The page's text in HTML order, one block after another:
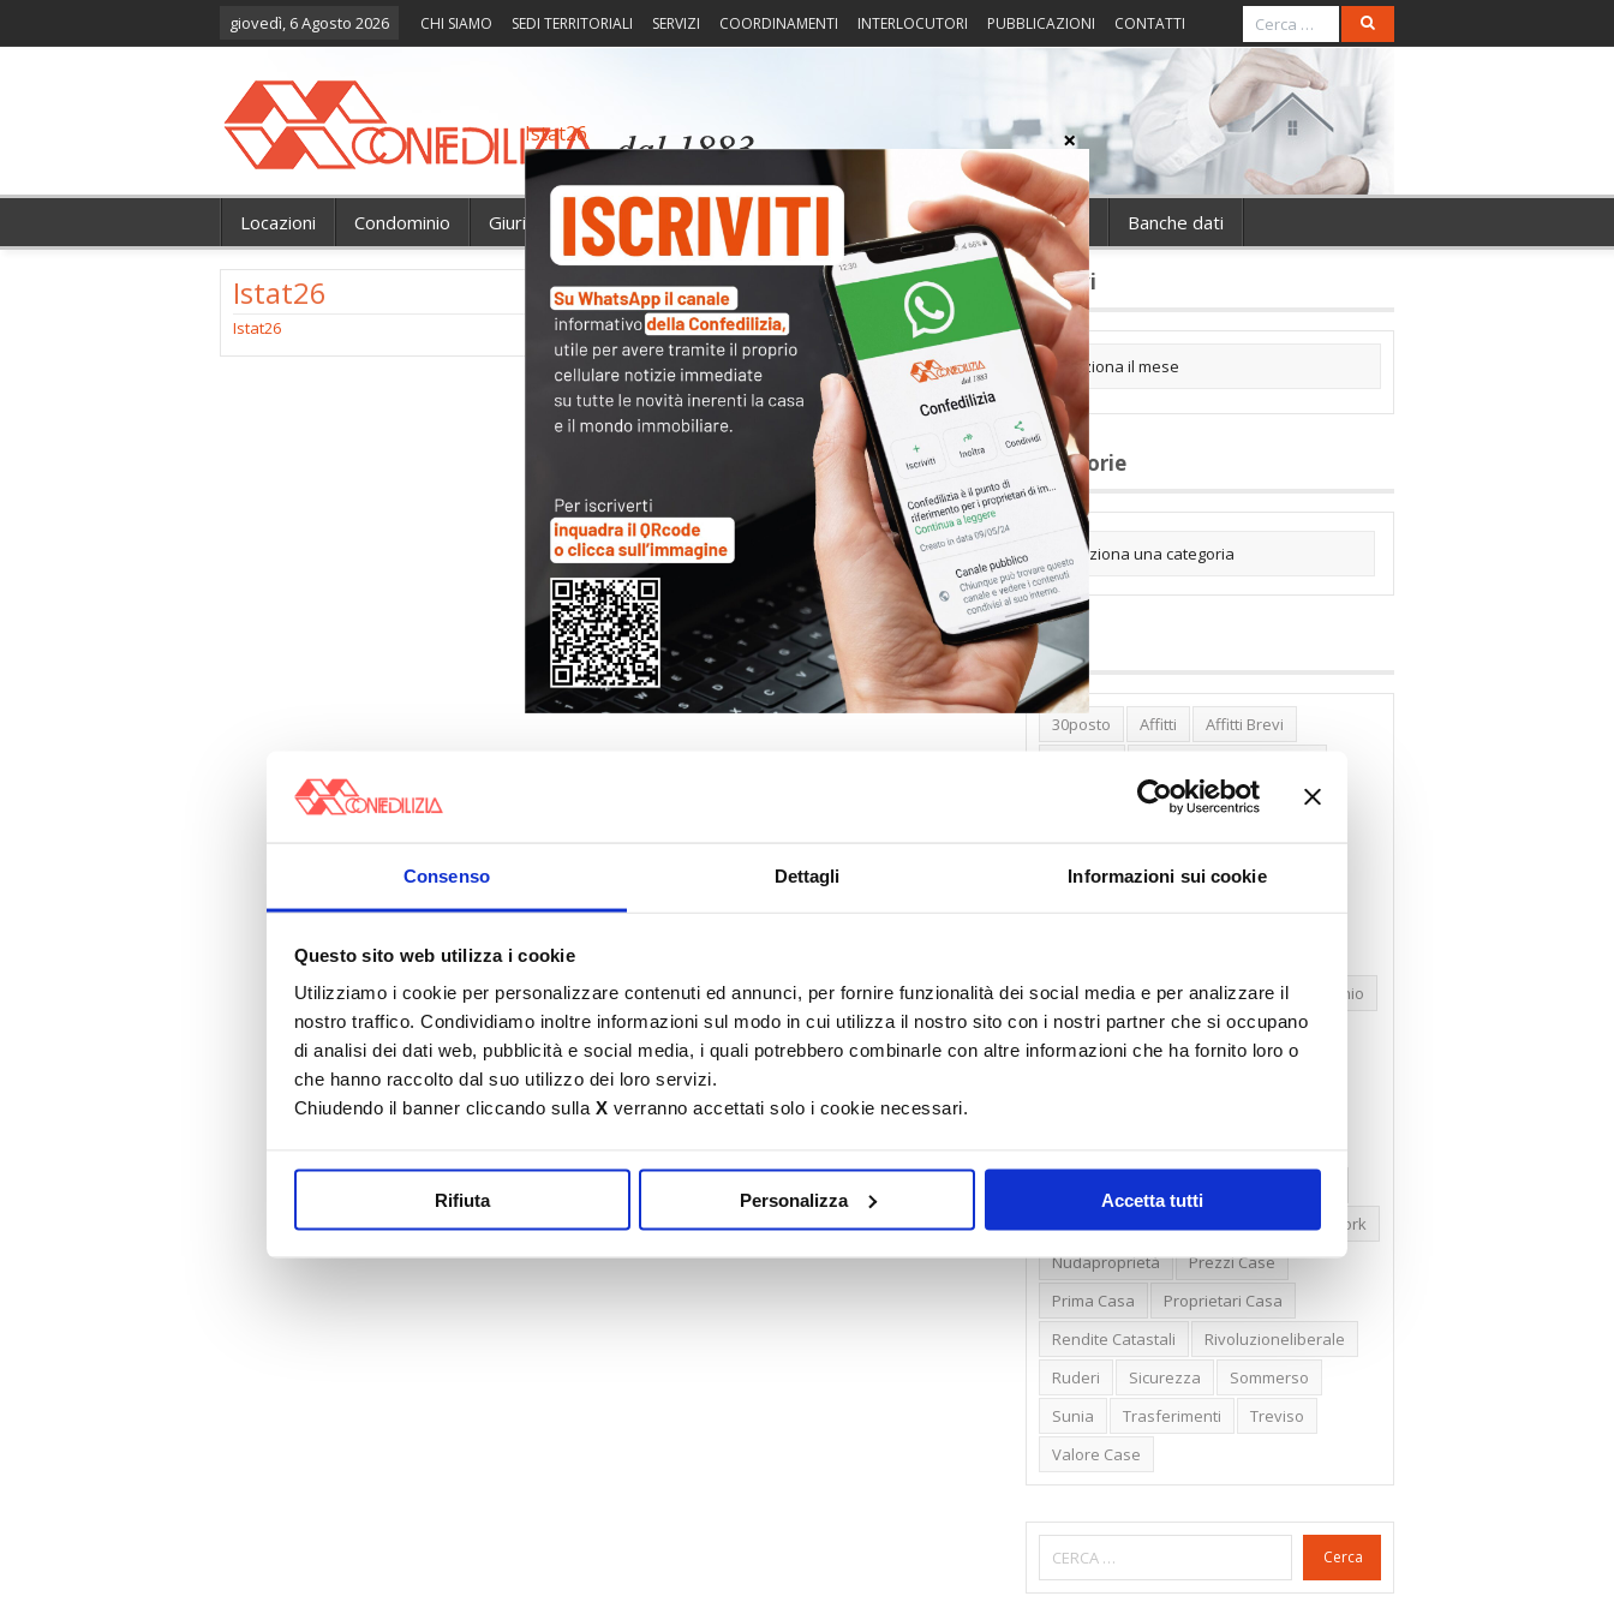
Consenso Dettagli Informazioni sui cookie
Questo sito web utilizza i cookie
Utilizziamo i cookie per personalizzare contenuti ed annunci, per fornire funzionalità dei social media e per analizzare il
nostro traffico. Condividiamo inoltre informazioni sul modo in cui utilizza il nostro sito con i nostri partner che si occupano
di analisi dei dati web, pubblicità e social media, i quali potrebbero combinarle con altre informazioni che ha fornito loro o
che hanno raccolto dal suo utilizzo dei loro servizi.
Chiudendo il banner cliccando sulla X verranno accettati solo i cookie necessari.
Rifiuta Personalizza Accetta tutti
giovedì, 6 Agosto 2026 CHI SIAMO SEDI TERRITORIALI SERVIZI COORDINAMENTI INTERLOCUTORI PUBBLICAZIONI CONTATTI
Locazioni Condominio Giurisprudenza Fisco Portierato Intorno alla casa Notizie Banche dati
Istat26
Istat26
Archivi
Categorie
Tag
30posto Affitti
Affitti Brevi
Banca Woolwich
Bilocali
Cambioabitazione
Carenza Alloggi
Compravendite Immobiliari
Condominio
Confcommercio
Confedilizia.EU
New York
Nudaproprietà
Prezzi Case
Prima Casa
Proprietari Casa
Rendite Catastali
Rivoluzioneliberale
Ruderi
Sicurezza
Sommerso
Sunia
Trasferimenti
Treviso
Valore Case
Cerca
Istat26